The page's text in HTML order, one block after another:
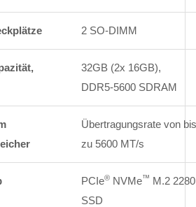
2 SO-DIMM
32GB (2x 16GB),
DDR5-5600 SDRAM
Übertragungsrate von bis
zu 5600 MT/s
PCIe® NVMe™ M.2 2280
SSD